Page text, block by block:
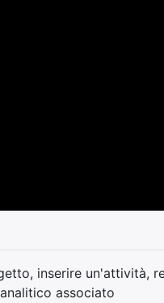
inserire un'attività,
associato